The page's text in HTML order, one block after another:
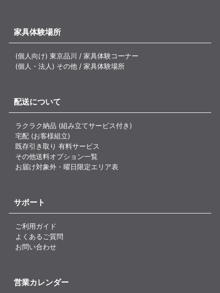
家具体験場所
(個人向け) 東京品川 / 家具体験コーナー
(個人・法人) その他 / 家具体験場所
配送について
ラクラク納品 (組み立てサービス付き)
宅配 (お客様組立)
既存引き取り 有料サービス
その他送料オプション一覧
お届け対象外・曜日限定エリア表
サポート
ご利用ガイド
よくあるご質問
お問い合わせ
営業カレンダー